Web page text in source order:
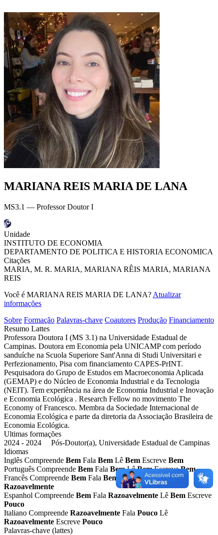
MARIANA REIS MARIA DE LANA
MS3.1 — Professor Doutor I
Unidade
INSTITUTO DE ECONOMIA
DEPARTAMENTO DE POLITICA E HISTORIA ECONOMICA
Citações
MARIA, M. R. MARIA, MARIANA RÊIS MARIA, MARIANA
REIS
Você é MARIANA REIS MARIA DE LANA? Atualizar
informações
Sobre Formação Palavras-chave Coautores Produção Financiamento
Resumo Lattes
Professora Doutora I (MS 3.1) na Universidade Estadual de
Campinas. Doutora em Economia pela UNICAMP com período
sanduíche na Scuola Superiore Sant'Anna di Studi Universitari e
Perfezionamento, Pisa com financiamento CAPES-PrINT.
Pesquisadora do Grupo de Estudos em Macroeconomia Aplicada
(GEMAP) e do Núcleo de Economia Industrial e da Tecnologia
(NEIT). Tem experiência na área de Economia Industrial e Inovação
e Economia Ecológica . Research Fellow no movimento The
Economy of Francesco. Membra da Sociedade Internacional de
Economia Ecológica e parte da diretoria da Associação Brasileira de
Economia Ecológica.
Ultimas formações
2024 - 2024 Pós-Doutor(a), Universidade Estadual de Campinas
Idiomas
Inglês Compreende Bem Fala Bem Lê Bem Escreve Bem
Português Compreende Bem Fala Bem LêBem EscreveBem
Francês Compreende Bem Fala Bem LêBem Escreve
Razoavelmente
Espanhol Compreende Bem Fala Razoavelmente Lê Bem Escreve
Pouco
Italiano Compreende Razoavelmente Fala Pouco Lê
Razoavelmente Escreve Pouco
Palavras-chave (lattes)